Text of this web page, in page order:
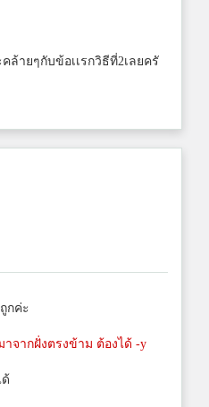
ล้ายๆกับข้อเเรกวิธีที่2เลยครั
กค่ะ
าจากฝั่งตรงข้าม ต้องได้ -y